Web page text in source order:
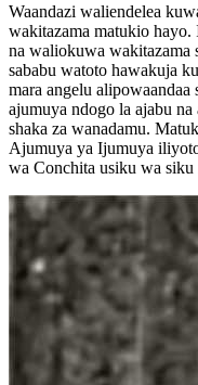
Waandazi waliendelea
wakitazama matukio
na waliokuwa wakitazama
sababu watoto hawakuja
mara angelu
ajumuya ndogo la ajabu
shaka za wanadamu.
Ajumuya ya Ijumuya
wa Conchita usiku wa